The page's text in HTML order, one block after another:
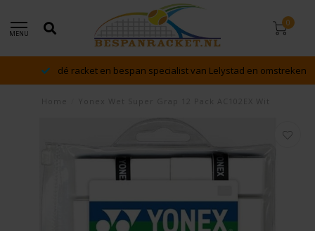
MENU
0
dé racket en bespan specialist van Lelystad en omstreken